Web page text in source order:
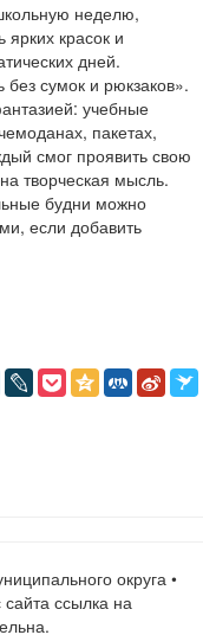
неделю,
ярких красок и
дней.
сумок и рюкзаков».
учебные
пакетах,
смог проявить свою
творческая мысль.
будни можно
если добавить
округа •
ссылка на